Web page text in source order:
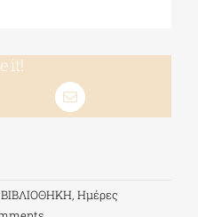
it!
ΒΙΒΛΙΟΘΗΚΗ, Ημέρες